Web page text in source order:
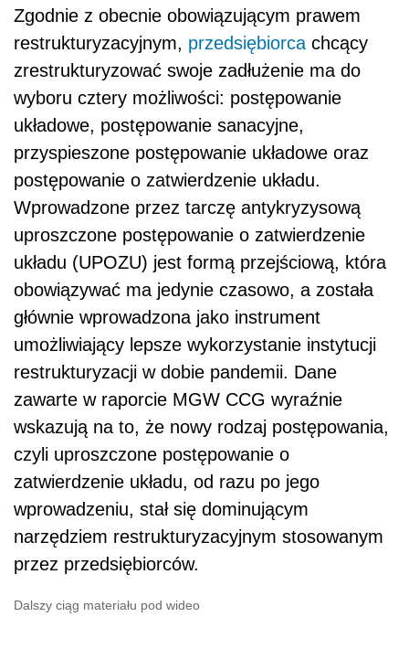
Zgodnie z obecnie obowiązującym prawem
restrukturyzacyjnym, przedsiębiorca chcący
zrestrukturyzować swoje zadłużenie ma do
wyboru cztery możliwości: postępowanie
układowe, postępowanie sanacyjne,
przyspieszone postępowanie układowe oraz
postępowanie o zatwierdzenie układu.
Wprowadzone przez tarczę antykryzysową
uproszczone postępowanie o zatwierdzenie
układu (UPOZU) jest formą przejściową, która
obowiązywać ma jedynie czasowo, a została
głównie wprowadzona jako instrument
umożliwiający lepsze wykorzystanie instytucji
restrukturyzacji w dobie pandemii. Dane
zawarte w raporcie MGW CCG wyraźnie
wskazują na to, że nowy rodzaj postępowania,
czyli uproszczone postępowanie o
zatwierdzenie układu, od razu po jego
wprowadzeniu, stał się dominującym
narzędziem restrukturyzacyjnym stosowanym
przez przedsiębiorców.
Dalszy ciąg materiału pod wideo